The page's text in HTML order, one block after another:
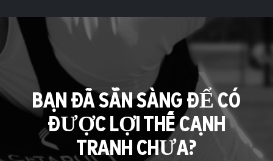
BẠN ĐÃ SẴN SÀNG ĐỂ CÓ
ĐƯỢC LỢI THẾ CẠNH
TRANH CHƯA?